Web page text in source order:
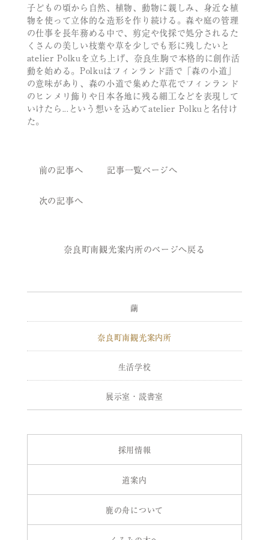
子どもの頃から自然、植物、動物に親しみ、身近な植
物を使って立体的な造形を作り続ける。森や庭の管理
の仕事を長年務める中で、剪定や伐採で処分されるた
くさんの美しい枝葉や草を少しでも形に残したいと
atelier Polkuを立ち上げ、奈良生駒で本格的に創作活
動を始める。Polkuはフィンランド語で「森の小道」
の意味があり、森の小道で集めた草花でフィンランド
のヒンメリ飾りや日本各地に残る細工などを表現して
いけたら...という想いを込めてatelier Polkuと名付け
た。
前の記事へ 記事一覧ページへ
次の記事へ
奈良町南観光案内所のページへ戻る
繭
奈良町南観光案内所
生活学校
展示室・読書室
採用情報
道案内
鹿の舟について